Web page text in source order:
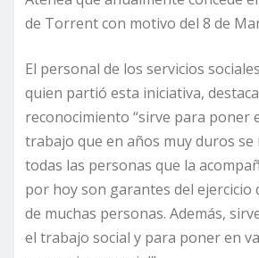
de Torrent con motivo del 8 de
El personal de los servicios
quien partió esta iniciativa,
reconocimiento “sirve para poner
trabajo que en años muy duros se
todas las personas que la
por hoy son garantes del ejercicio
de muchas personas. Además,
el trabajo social y para poner en